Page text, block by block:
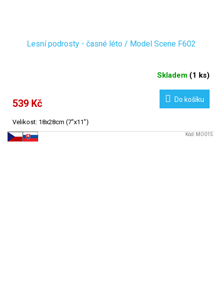
Lesní podrosty - časné léto / Model Scene F602
Skladem (1 ks)
539 Kč Do košíku
Velikost: 18x28cm (7"x11")
Kód: MO015